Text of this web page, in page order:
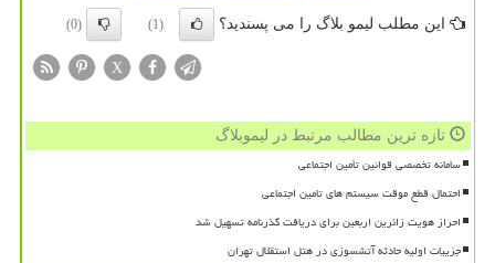
این مطلب لیمو بلاگ را می پسندید؟ (1)
(0)
X
تازه ترین مطالب مرتبط در لیموبلاگ
سامانه تخصصی قوانین تأمین اجتماعی
احتمال قطع موقت سیستم های تامین اجتماعی
احراز هویت زائرین اربعین برای دریافت گذرنامه تسهیل شد
جزییات اولیه حادثه آتشسوزی در هتل استقلال تهران